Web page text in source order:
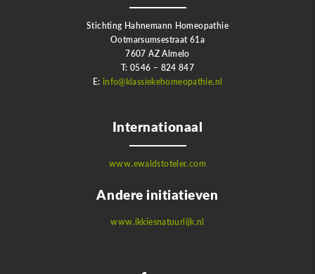
Stichting Hahnemann Homeopathie
Ootmarsumsestraat 61a
7607 AZ Almelo
T: 0546 – 824 847
E: info@klassiekehomeopathie.nl
Internationaal
www.ewaldstoteler.com
Andere initiatieven
www.ikkiesnatuurlijk.nl